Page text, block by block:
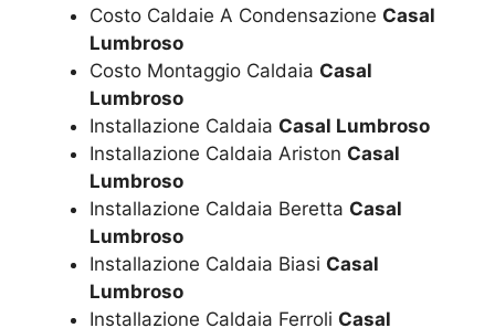
Costo Caldaie A Condensazione Casal
Lumbroso
Costo Montaggio Caldaia Casal
Lumbroso
Installazione Caldaia Casal Lumbroso
Installazione Caldaia Ariston Casal
Lumbroso
Installazione Caldaia Beretta Casal
Lumbroso
Installazione Caldaia Biasi Casal
Lumbroso
Installazione Caldaia Ferroli Casal